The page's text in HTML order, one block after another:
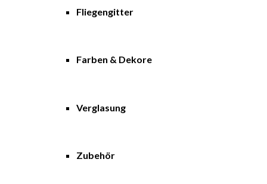
Fliegengitter
Farben & Dekore
Verglasung
Zubehör